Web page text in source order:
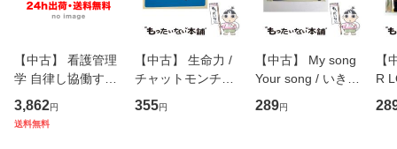
【中古】 看護管理
学 自律し協働する
専門職の看護マネ
ジメントスキル 改
3,862円
送料無料
【中古】 生命力 /
チャットモンチー /
キューンレコード
[CD]【メール便送
355円
【中古】 My song
Your song / いきも
のがかり / [CD]
【メール便送料無
289円
【
R
産